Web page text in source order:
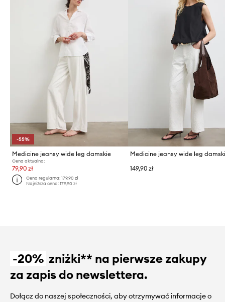
-55%
Medicine jeansy wide leg damskie
Cena aktualna:
79,90 zł
Cena regularna:179,90 zł
Najniższa cena:179,90 zł
Medicine jeansy wide leg
149,90 zł
-20% zniżki** na pierwsze zakupy
za zapis do newslettera.
Dołącz do naszej społeczności, aby otrzymywać informacje o